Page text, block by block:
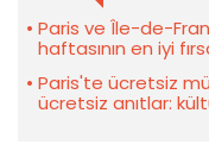
Paris ve Île-de-
haftasının en iyi
Paris'te ücretsiz
ücretsiz anıtlar: